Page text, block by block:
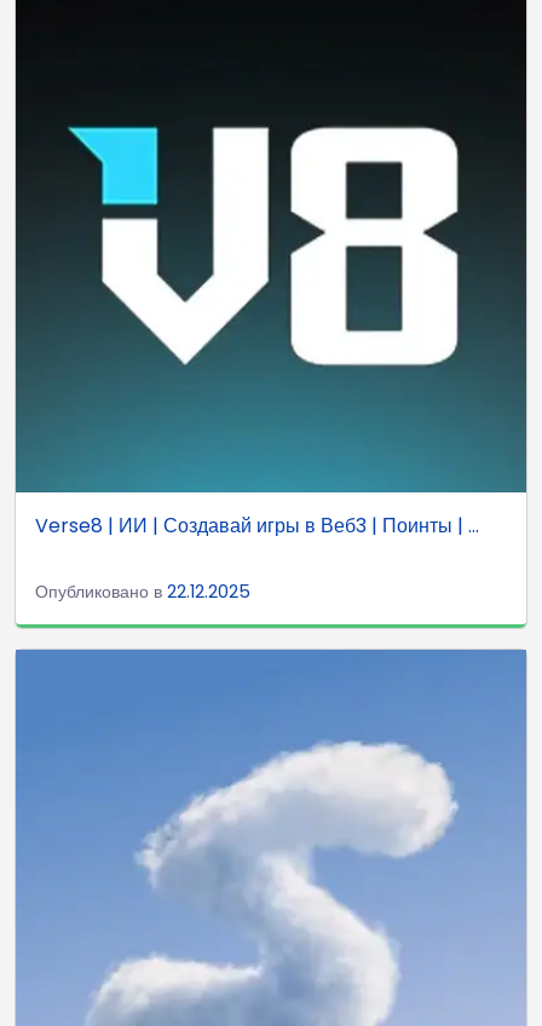
Verse8 | ИИ | Создавай игры в Веб3 | Поинты | ...
Опубликовано в 22.12.2025